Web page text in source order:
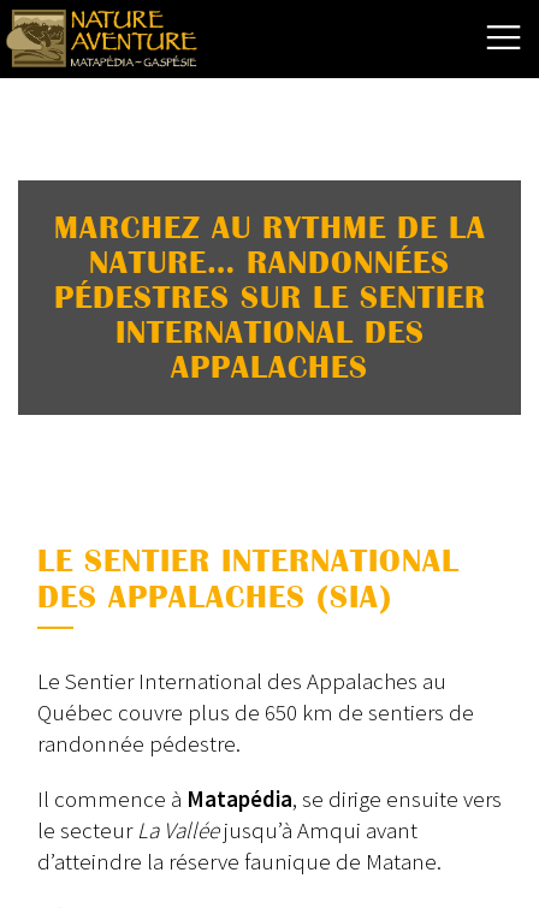
MARCHEZ AU RYTHME DE LA
NATURE… RANDONNÉES
PÉDESTRES SUR LE SENTIER
INTERNATIONAL DES
APPALACHES
LE SENTIER INTERNATIONAL
DES APPALACHES (SIA)
Le Sentier International des Appalaches au
Québec couvre plus de 650 km de sentiers de
randonnée pédestre.
Il commence à Matapédia, se dirige ensuite vers
le secteurLa Valléejusqu’à Amqui avant
d’atteindre la réserve faunique de Matane.